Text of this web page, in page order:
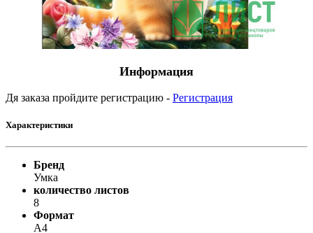
Информация
Дя заказа пройдите регистрацию - Регистрация
Характеристики
Бренд
Умка
количество листов
8
Формат
A4